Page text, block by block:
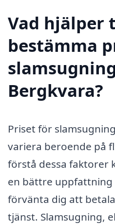
Vad hjälper
bestämma
Bergkvara?
Priset för
variera beroende på
förstå dessa faktorer
en bättre uppfattning
förvänta dig att
tjänst. Slamsugning,